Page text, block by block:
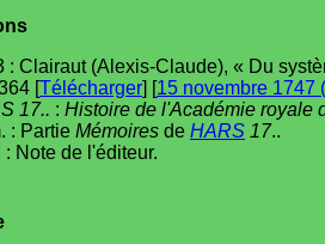
: Clairaut (Alexis-Claude), « Du
[Télécharger] [15 novembre 1747
17.. : Histoire de l'Académie royale
: Partie Mémoires de HARS 17..
: Note de l'éditeur.